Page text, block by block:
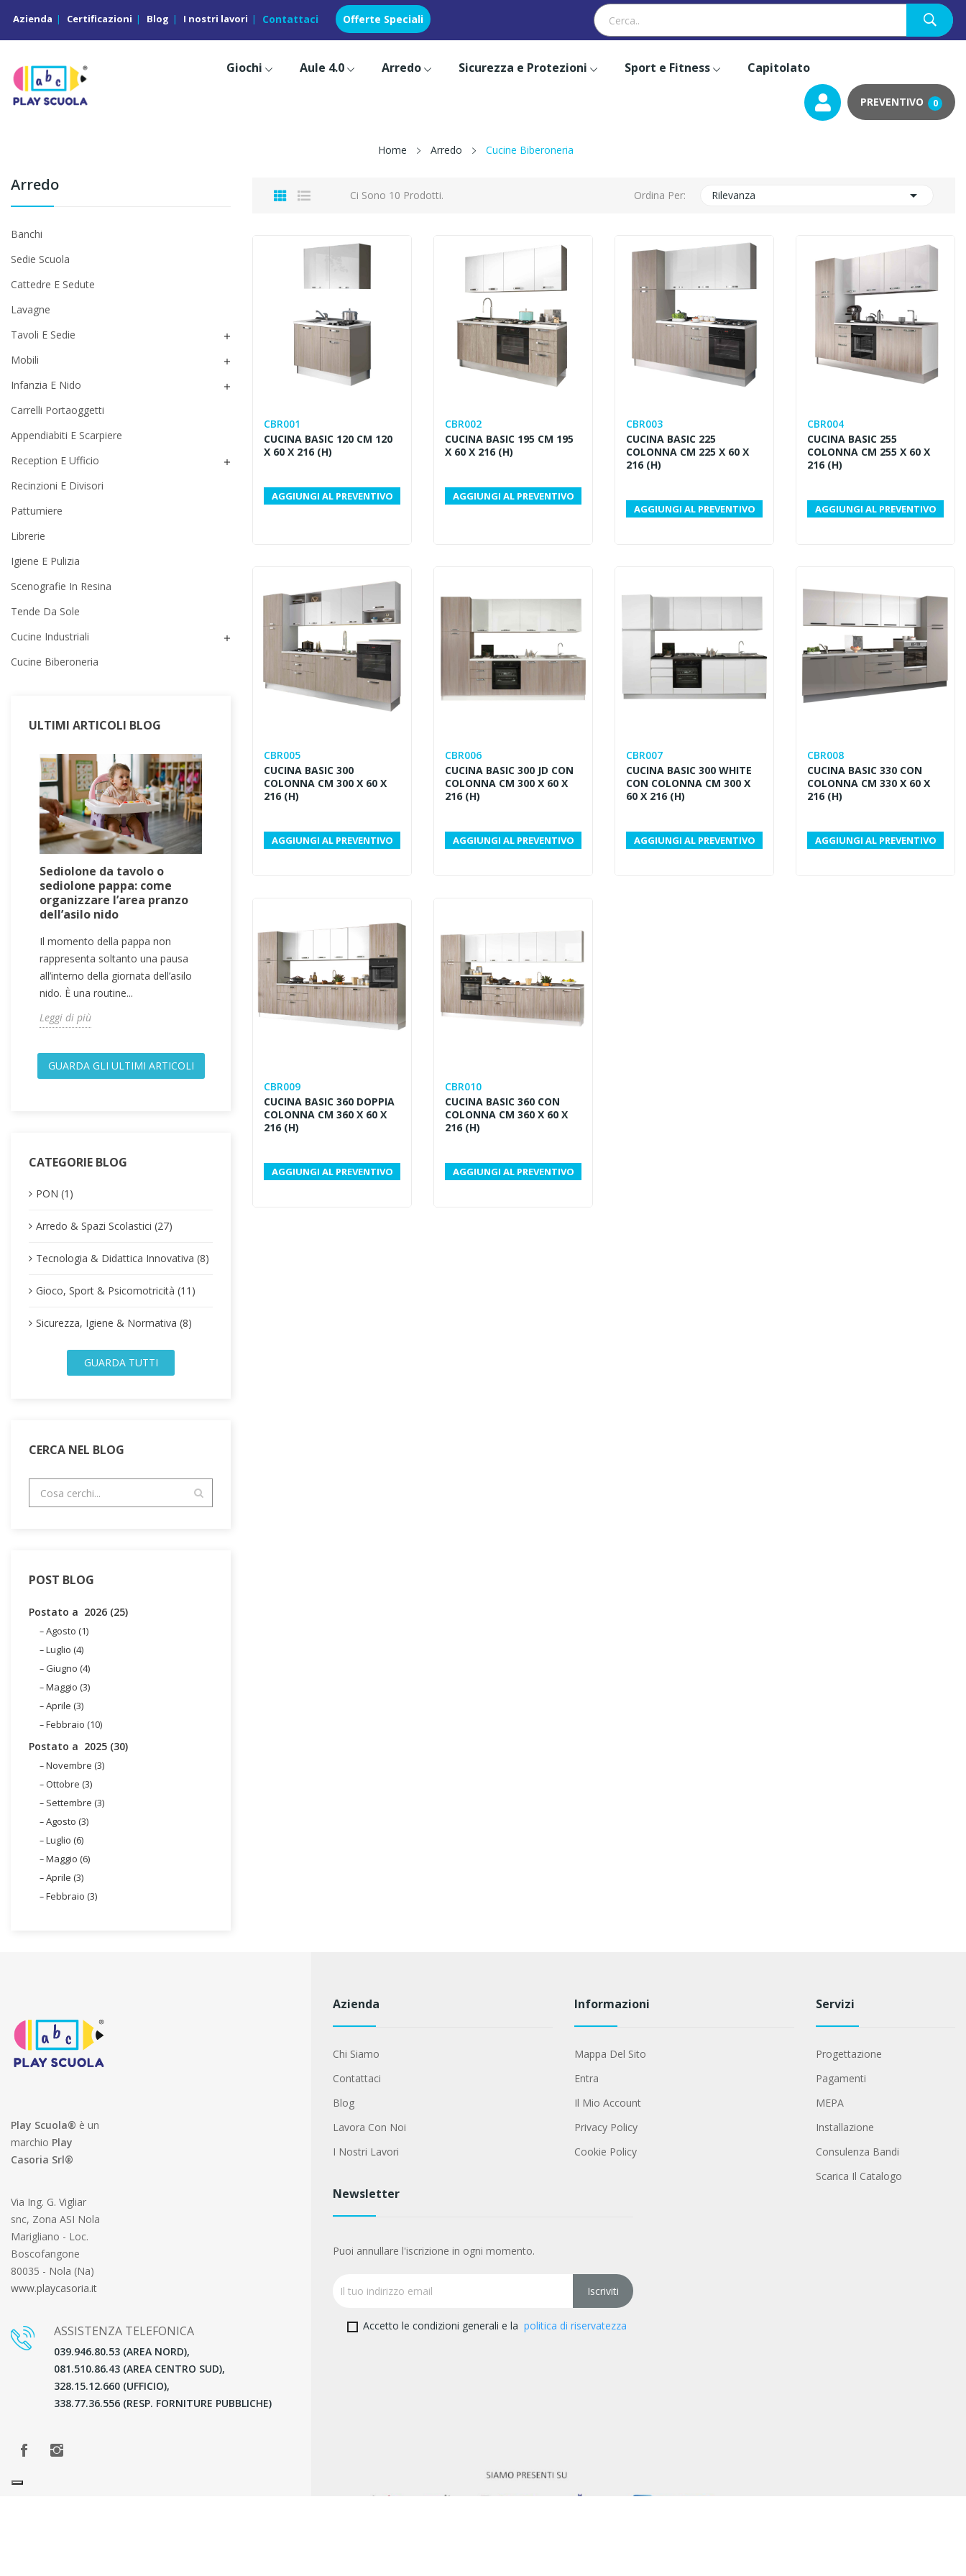
Contattaci Offerte Speciali
Azienda Certificazioni Blog I nostri lavori
Giochi Aule 4.0 Arredo Sicurezza e Protezioni Sport e Fitness Capitolato
0
Home Arredo Cucine Biberoneria
Arredo
Banchi
Sedie Scuola
Cattedre E Sedute
Lavagne
Tavoli E Sedie

Mobili 
Infanzia E Nido 
Carrelli Portaoggetti
Appendiabiti E Scarpiere
Reception E Ufficio

Recinzioni E Divisori
Pattumiere
Librerie
Igiene E Pulizia
Scenografie In Resina
Tende Da Sole
Cucine Industriali

Cucine Biberoneria
ULTIMI ARTICOLI BLOG
Sediolone da tavolo o
sediolone pappa: come
organizzare l’area pranzo
dell’asilo nido
Il momento della pappa non
rappresenta soltanto una pausa
all’interno della giornata dell’asilo
nido. È una routine...
Leggi di più
Progettare un asilo nido significa
creare uno spazio sicuro,
accogliente e funzionale, pensato
per accompagnare i...
Leggi di più
Il fasciatoio salvaspazio è un
nido, scuole dell’infanzia e
ambienti dedicati ai...
Leggi di più
GUARDA GLI ULTIMI ARTICOLI
CATEGORIE BLOG
PON (1)
Arredo & Spazi Scolastici (27)
Tecnologia & Didattica Innovativa (8)
Gioco, Sport & Psicomotricità (11)
Sicurezza, Igiene & Normativa (8)
GUARDA TUTTI
CERCA NEL BLOG
POST BLOG
Postato a 2026 (25)
Agosto (1)
Luglio (4)
Giugno (4)
Maggio (3)
Aprile (3)
Febbraio (10)
Postato a 2025 (30)
Novembre (3)
Ottobre (3)
Settembre (3)
Agosto (3)
Luglio (6)
Maggio (6)
Aprile (3)
Febbraio (3)
Ci Sono 10 Prodotti. Ordina Per: Rilevanza 
CBR001
CUCINA BASIC 120 CM 120
X 60 X 216 (H)
AGGIUNGI AL PREVENTIVO
CBR002
CUCINA BASIC 195 CM 195
X 60 X 216 (H)
AGGIUNGI AL PREVENTIVO
CBR003
CUCINA BASIC 225
COLONNA CM 225 X 60 X
216 (H)
AGGIUNGI AL PREVENTIVO
CBR004
CUCINA BASIC 255
COLONNA CM 255 X 60 X
216 (H)
AGGIUNGI AL PREVENTIVO
CBR005
CUCINA BASIC 300
COLONNA CM 300 X 60 X
216 (H)
AGGIUNGI AL PREVENTIVO
CBR006
CUCINA BASIC 300 JD CON
COLONNA CM 300 X 60 X
216 (H)
AGGIUNGI AL PREVENTIVO
CBR007
CUCINA BASIC 300 WHITE
CON COLONNA CM 300 X
60 X 216 (H)
AGGIUNGI AL PREVENTIVO
CBR008
CUCINA BASIC 330 CON
COLONNA CM 330 X 60 X
216 (H)
AGGIUNGI AL PREVENTIVO
CBR009
CUCINA BASIC 360 DOPPIA
COLONNA CM 360 X 60 X
216 (H)
AGGIUNGI AL PREVENTIVO
CBR010
CUCINA BASIC 360 CON
COLONNA CM 360 X 60 X
216 (H)
AGGIUNGI AL PREVENTIVO
Play Scuola® è un
marchio Play
Casoria Srl®
Via Ing. G. Vigliar
snc, Zona ASI Nola
Marigliano - Loc.
Boscofangone
80035 - Nola (Na)
www.playcasoria.it
ASSISTENZA TELEFONICA
039.946.80.53 (AREA NORD),
081.510.86.43 (AREA CENTRO SUD),
328.15.12.660 (UFFICIO),
338.77.36.556 (RESP. FORNITURE PUBBLICHE)
Azienda
Chi Siamo
Contattaci
Blog
Lavora Con Noi
I Nostri Lavori
Informazioni
Mappa Del Sito
Entra
Il Mio Account
Privacy Policy
Cookie Policy
Servizi
Progettazione
Pagamenti
MEPA
Installazione
Consulenza Bandi
Scarica Il Catalogo
Newsletter
Puoi annullare l'iscrizione in ogni momento.
Accetto le condizioni generali e la politica di riservatezza